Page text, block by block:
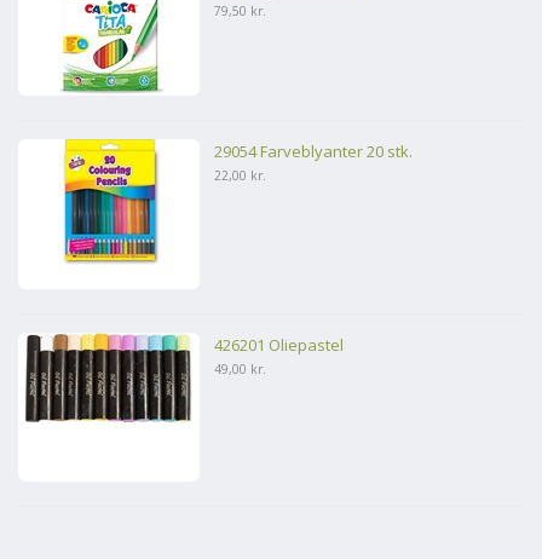
79,50 kr.
29054 Farveblyanter 20 stk.
22,00 kr.
426201 Oliepastel
49,00 kr.